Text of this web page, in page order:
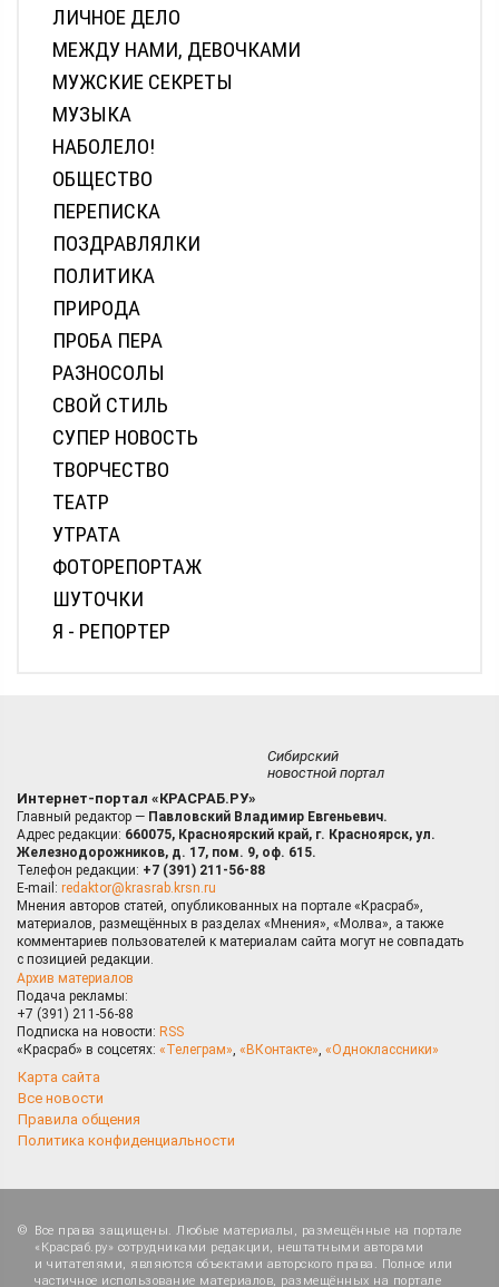
ЛИЧНОЕ ДЕЛО
МЕЖДУ НАМИ, ДЕВОЧКАМИ
МУЖСКИЕ СЕКРЕТЫ
МУЗЫКА
НАБОЛЕЛО!
ОБЩЕСТВО
ПЕРЕПИСКА
ПОЗДРАВЛЯЛКИ
ПОЛИТИКА
ПРИРОДА
ПРОБА ПЕРА
РАЗНОСОЛЫ
СВОЙ СТИЛЬ
СУПЕР НОВОСТЬ
ТВОРЧЕСТВО
ТЕАТР
УТРАТА
ФОТОРЕПОРТАЖ
ШУТОЧКИ
Я - РЕПОРТЕР
Сибирский
новостной портал
Интернет-портал «КРАСРАБ.РУ»
Главный редактор — Павловский Владимир Евгеньевич.
Адрес редакции: 660075, Красноярский край, г. Красноярск, ул.
Железнодорожников, д. 17, пом. 9, оф. 615.
Телефон редакции: +7 (391) 211-56-88
E-mail: redaktor@krasrab.krsn.ru
Мнения авторов статей, опубликованных на портале «Красраб»,
материалов, размещённых в разделах «Мнения», «Молва», а также
комментариев пользователей к материалам сайта могут не совпадать
с позицией редакции.
Архив материалов
Подача рекламы:
+7 (391) 211-56-88
Подписка на новости: RSS
«Красраб» в соцсетях: «Телеграм», «ВКонтакте», «Одноклассники»
Карта сайта
Все новости
Правила общения
Политика конфиденциальности
Все права защищены. Любые материалы, размещённые на портале
«Красраб.ру» сотрудниками редакции, нештатными авторами
и читателями, являются объектами авторского права. Полное или
частичное использование материалов, размещённых на портале